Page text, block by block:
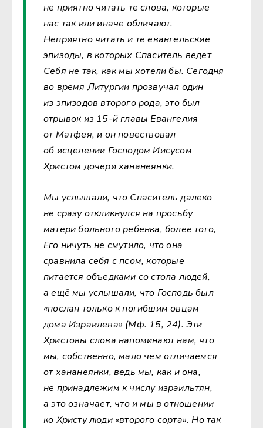
не приятно читать те слова, которые
нас так или иначе обличают.
Неприятно читать и те евангельские
эпизоды, в которых Спаситель ведёт
Себя не так, как мы хотели бы. Сегодня
во время Литургии прозвучал один
из эпизодов второго рода, это был
отрывок из 15-й главы Евангелия
от Матфея, и он повествовал
об исцелении Господом Иисусом
Христом дочери хананеянки.
Мы услышали, что Спаситель далеко
не сразу откликнулся на просьбу
матери больного ребенка, более того,
Его ничуть не смутило, что она
сравнила себя с псом, которые
питается объедками со стола людей,
а ещё мы услышали, что Господь был
«послан только к погибшим овцам
дома Израилева» (Мф. 15, 24). Эти
Христовы слова напоминают нам, что
мы, собственно, мало чем отличаемся
от хананеянки, ведь мы, как и она,
не принадлежим к числу израильтян,
а это означает, что и мы в отношении
ко Христу люди «второго сорта». Но так